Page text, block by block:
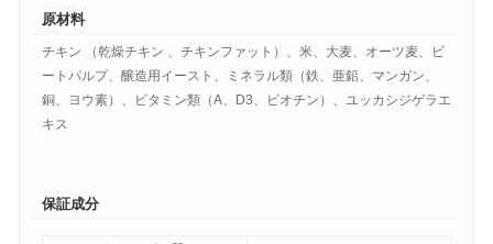
原材料
チキン （乾燥チキン 、チキンファット）、米、大麦、オーツ麦、ビ
ートパルプ、醸造用イースト、ミネラル類（鉄、亜鉛、マンガン、
銅、ヨウ素）、ビタミン類（A、D3、ビオチン）、ユッカシジゲラエ
キス
保証成分